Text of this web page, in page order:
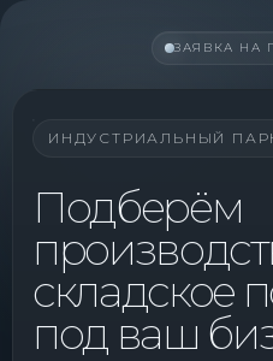
ЗАЯВКА НА
ИНДУСТРИАЛЬНЫЙ
Подберём
складское
под ваш